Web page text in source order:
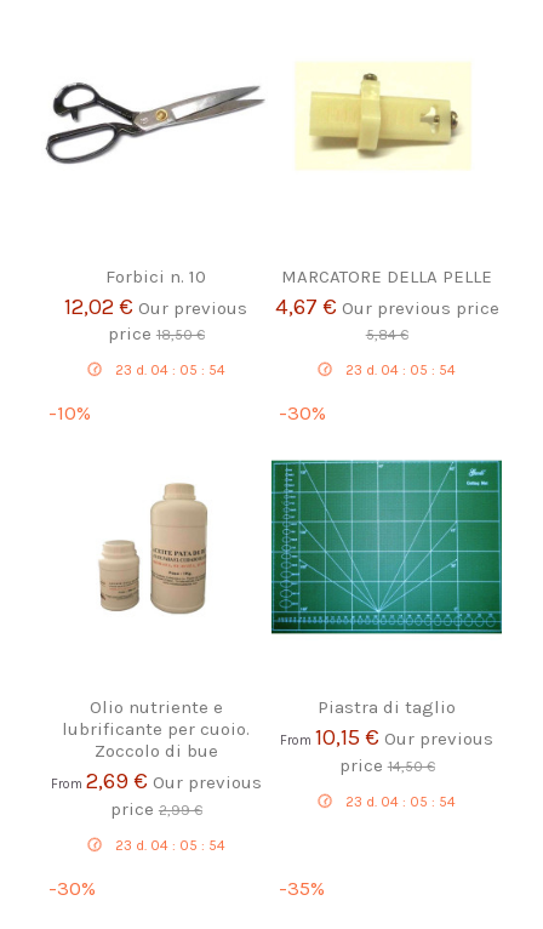
Forbici n. 10
12,02 € Our previous
price 18,50 €
23 d. 04 : 05 : 54
MARCATORE DELLA PELLE
4,67 € Our previous price
5,84 €
23 d. 04 : 05 : 54
-10%
Olio nutriente e
lubrificante per cuoio.
Zoccolo di bue
From 2,69 € Our previous
price 2,99 €
23 d. 04 : 05 : 54
-30%
Piastra di taglio
From 10,15 € Our previous
price14,50 €
23 d. 04 : 05 : 54
-30% -35%